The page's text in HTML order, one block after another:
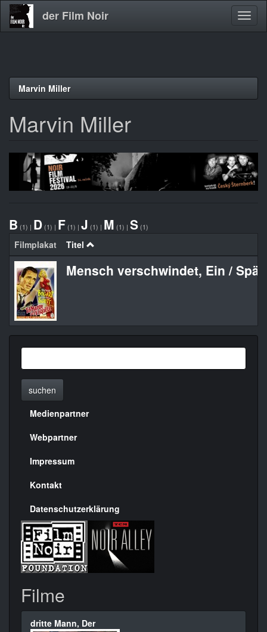
Direkt
der Film Noir
Marvin Miller
Marvin Miller
B (1) | D (1) | F (1) | J (1) | M (1) | S (1)
Filmplakat Titel
Mensch verschwindet, Ein /
suchen
Menülinks
rechte
Seite
Medienpartner
Webpartner
Impressum
Kontakt
Datenschutzerklärung
Filme
dritte Mann, Der